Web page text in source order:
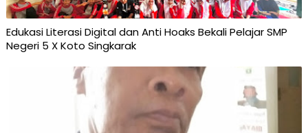
Edukasi Literasi Digital dan Anti Hoaks Bekali Pelajar SMP
Negeri 5 X Koto Singkarak